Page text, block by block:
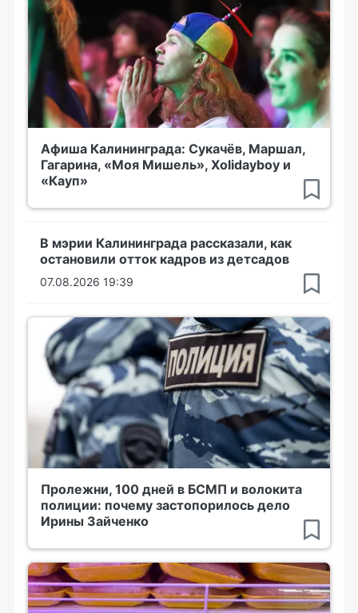
Афиша Калининграда: Сукачёв, Маршал,
Гагарина, «Моя Мишель», Xolidayboy и
«Кауп»
В мэрии Калининграда рассказали, как
остановили отток кадров из детсадов
07.08.2026 19:39
Пролежни, 100 дней в БСМП и волокита
полиции: почему застопорилось дело
Ирины Зайченко